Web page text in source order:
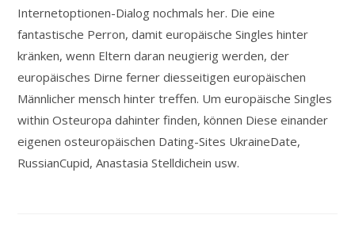
Internetoptionen-Dialog nochmals her. Die eine
fantastische Perron, damit europäische Singles hinter
kränken, wenn Eltern daran neugierig werden, der
europäisches Dirne ferner diesseitigen europäischen
Männlicher mensch hinter treffen. Um europäische Singles
within Osteuropa dahinter finden, können Diese einander
eigenen osteuropäischen Dating-Sites UkraineDate,
RussianCupid, Anastasia Stelldichein usw.